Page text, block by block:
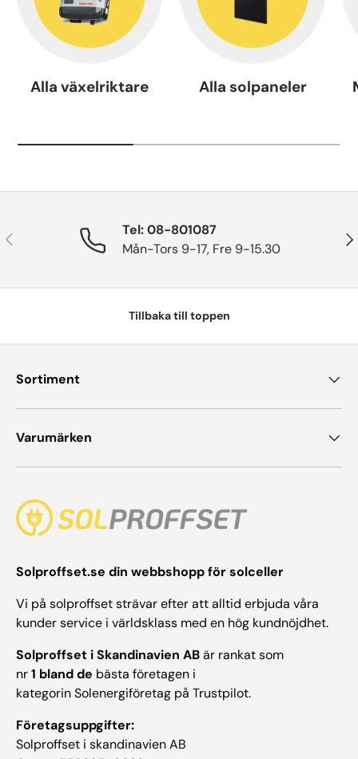
Alla växelriktare Alla solpaneler
Tidigare
Tel: 08-801087
Mån-Tors 9-17, Fre 9-15.30
Tillbaka till toppen
Sortiment
Varumärken
Solproffset.se din webbshopp för solceller
Vi på solproffset strävar efter att alltid erbjuda våra
kunder service i världsklass med en hög kundnöjdhet.
Solproffset i Skandinavien ABär rankat som
nr1 bland de bästa företagen i
kategorin Solenergiföretag på Trustpilot.
Företagsuppgifter:
Solproffset i skandinavien AB